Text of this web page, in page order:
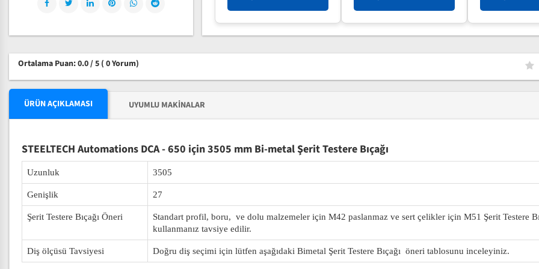
Ortalama Puan: 0.0 / 5 ( 0 Yorum)
ÜRÜN AÇIKLAMASI UYUMLU MAKINALAR
STEELTECH Automations DCA - 650 için 3505 mm Bi-metal Şerit Testere Bıçağı
Uzunluk 3505
Genişlik 27
Şerit Testere Bıçağı Öneri
Standart profil, boru, ve dolu malzemeler için M42 paslanmaz ve sert çelikler için M51 Şerit Testere
kullanmanız tavsiye edilir.
Diş ölçüsü Tavsiyesi Doğru diş seçimi için lütfen aşağıdaki Bimetal Şerit Testere Bıçağı öneri tablosunu inceleyiniz.